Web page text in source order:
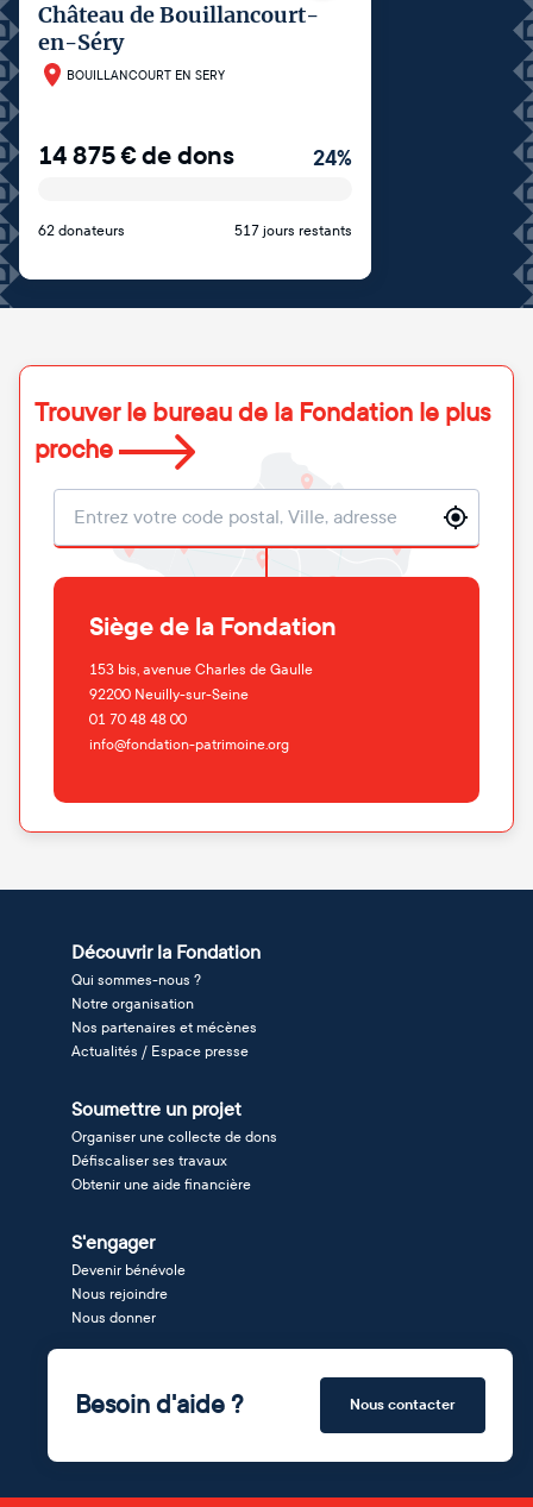
Château de Bouillancourt-
en-Séry
BOUILLANCOURT EN SERY
14 875€de dons 24%
62 donateurs 517 jours restants
Trouver le bureau de la Fondation le plus
proche
Localisation
Siège de la Fondation
153 bis, avenue Charles de Gaulle
92200 Neuilly-sur-Seine
01 70 48 48 00
info@fondation-patrimoine.org
Découvrir la Fondation
Qui sommes-nous ?
Notre organisation
Nos partenaires et mécènes
Actualités / Espace presse
Soumettre un projet
Organiser une collecte de dons
Défiscaliser ses travaux
Obtenir une aide financière
S'engager
Devenir bénévole
Nous rejoindre
Nous donner
Besoin d'aide ? Nous contacter